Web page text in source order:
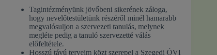
Tagintézményünk jövőbeni sikerének záloga,
hogy nevelőtestületünk részéről minél hamarabb
megvalósuljon a szervezeti tanulás, melynek
megléte pedig a tanuló szervezetté válás
előfeltétele.
Hosszú távú terveim közt szerepel a Szegedi ÓVI